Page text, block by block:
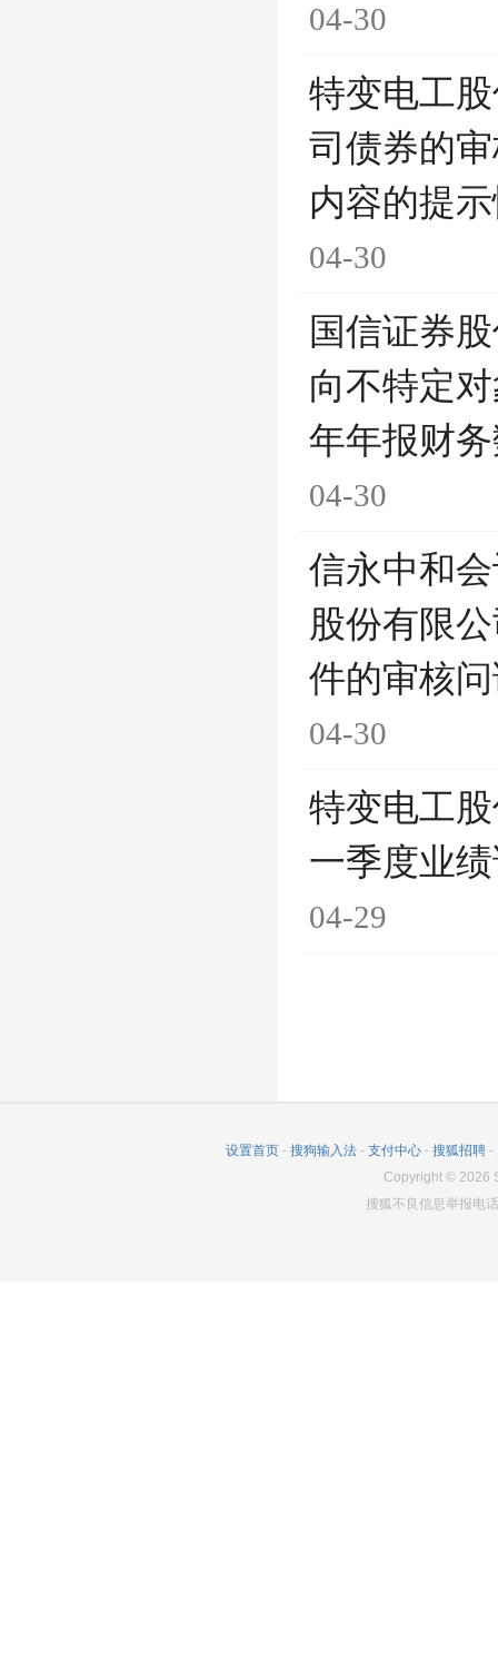
04-30
特变电工
司债券的
内容的提
04-30
国信证券
向不特定
年年报财
04-30
信永中和
股份有限
件的审核
04-30
特变电工
一季度业
04-29
设置首页 - 搜狗输入法 - 支付中心 - 搜狐招聘 -
Copyright © 2026
搜狐不良信息举报电